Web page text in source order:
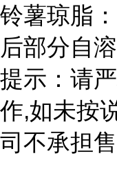
铃薯琼脂
后部分自
提示：请
作,如未按
司不承担售